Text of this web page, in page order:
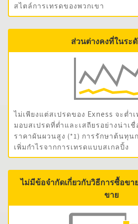
สไตล์การเทรดของพวกเขา
ส่วนต่างคงที่ในระ
ไม่เพียงแต่สเปรดของ Exness จะต่ำ
มอบสเปรดที่ต่ำและเสถียรอย่างน่าเ
ราคาผันผวนสูง (*1) การรักษาต้นทุน
เพิ่มกำไรจากการเทรดแบบสเกลปิ้ง
ไม่มีข้อจำกัดเกี่ยวกับวิธีการซื้อข
ขาย